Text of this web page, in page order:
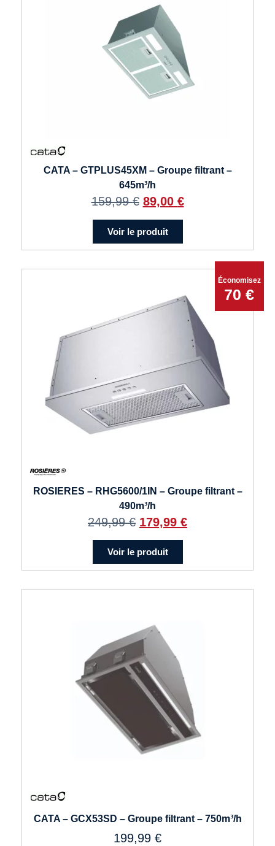
CATA – GTPLUS45XM – Groupe filtrant –
645m³/h
159,99€ 89,00 €
Voir le produit
Économisez
70 €
ROSIERES – RHG5600/1IN – Groupe filtrant –
490m³/h
249,99€ 179,99 €
Voir le produit
CATA – GCX53SD – Groupe filtrant – 750m³/h
199,99 €